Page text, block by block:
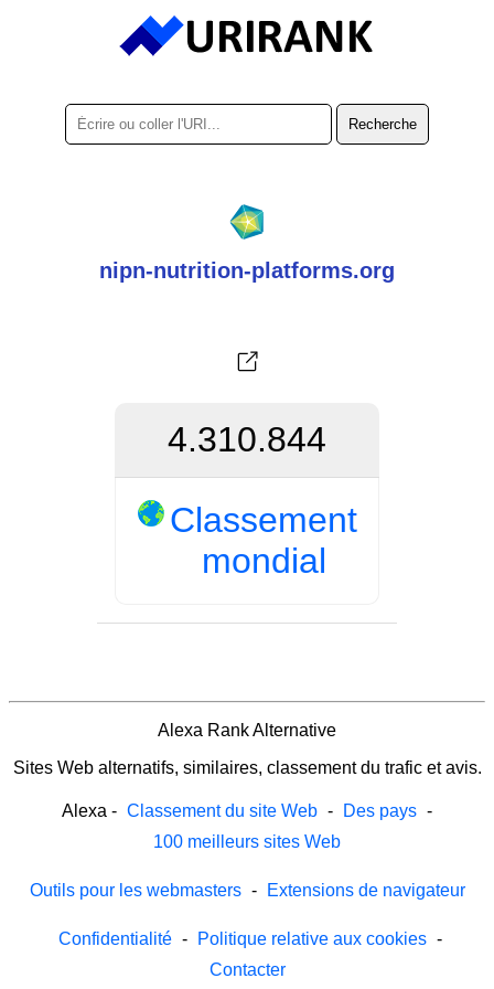
nipn-nutrition-platforms.org
4.310.844
Classement
mondial
Alexa Rank Alternative
Sites Web alternatifs, similaires, classement du trafic et avis.
Alexa - Classement du site Web - Des pays -
100 meilleurs sites Web
Outils pour les webmasters - Extensions de navigateur
Confidentialité - Politique relative aux cookies -
Contacter